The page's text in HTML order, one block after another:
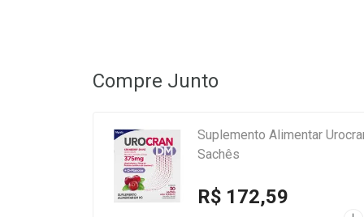
Compre Junto
Suplemento Alimentar
Sachês
R$ 172,59